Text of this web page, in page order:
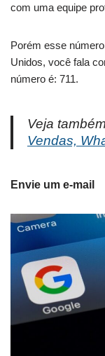
com uma equipe
Porém esse
Unidos, você fala
número é: 711.
Veja
Vendas,
Envie um e-mail